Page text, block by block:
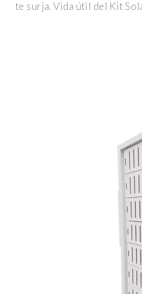
te surja. Vida útil del Kit